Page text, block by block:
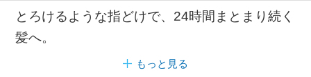
とろけるような指どけで、24時間まとまり続く
髪へ。
もっと見る